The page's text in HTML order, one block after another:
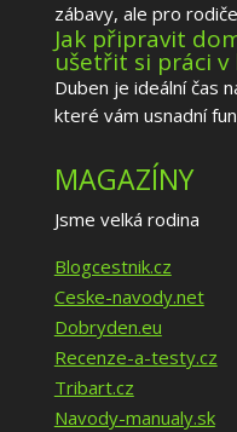
zábavy, ale pro
Jak připravit
ušetřit si práci
Duben je ideální čas
které vám usnadní
MAGAZÍNY
Jsme velká rodina
Blogcestnik.cz
Ceske-navody.net
Dobryden.eu
Recenze-a-testy.cz
Tribart.cz
Navody-manualy.sk